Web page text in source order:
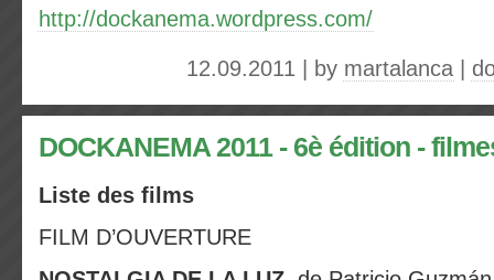
http://dockanema.wordpress.com/
12.09.2011 | by martalanca
DOCKANEMA 2011 - 6è édition -
Liste des films
FILM D’OUVERTURE